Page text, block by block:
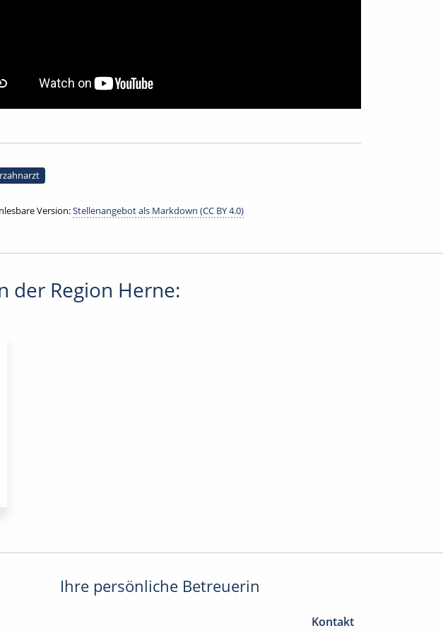
Version:Stellenangebot als Markdown (CC BY 4.0)
der Region Herne:
Ihre persönliche Betreuerin
Kontakt